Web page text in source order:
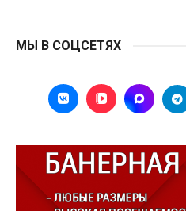
МЫ В СОЦСЕТЯХ